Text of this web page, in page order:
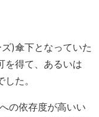
)傘下となっていた
を得て、あるいは
た。
の依存度が高いい